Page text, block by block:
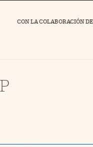
Pyme //foo
CON LA COLABORACIÓN DE